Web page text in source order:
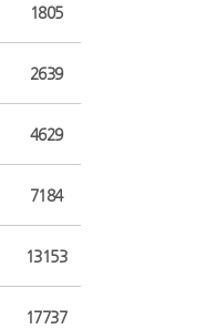
1805
2639
4629
7184
13153
17737